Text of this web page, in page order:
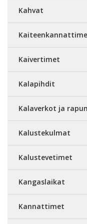
Kahvat
Kaivertimet
Kalapihdit
Kalaverkot ja
Kalustekulmat
Kalustevetimet
Kangaslaikat
Kannattimet